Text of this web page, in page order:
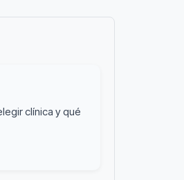
clínica y qué